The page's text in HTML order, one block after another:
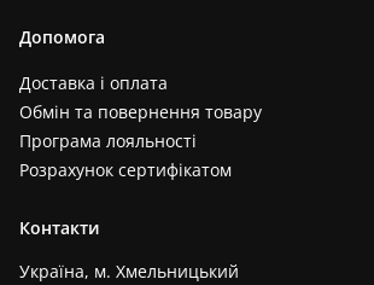
Допомога
Доставка і оплата
Обмін та повернення товару
Програма лояльності
Розрахунок сертифікатом
Контакти
Україна, м. Хмельницький